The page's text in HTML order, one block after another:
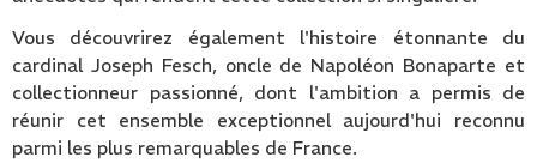
Vous découvrirez également l'histoire étonnante du
cardinal Joseph Fesch, oncle de Napoléon Bonaparte et
collectionneur passionné, dont l'ambition a permis de
réunir cet ensemble exceptionnel aujourd'hui reconnu
parmi les plus remarquables de France.